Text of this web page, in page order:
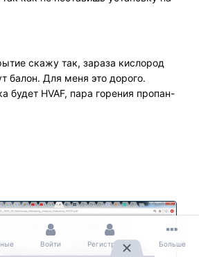
скажу так, зараза кислород
балон. Для меня это дорого.
будет HVAF, пара горения пропан-
Войти Регистрация Больше